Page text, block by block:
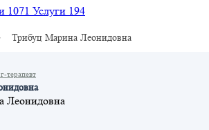
1071 Услуги 194
Трибуц Марина Леонидовна
терапевт